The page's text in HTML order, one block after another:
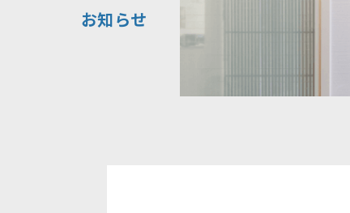
お知らせ